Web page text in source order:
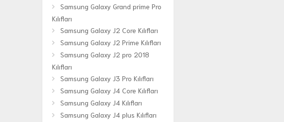
Samsung Galaxy Grand prime Pro
Kılıfları
Samsung Galaxy J2 Core Kılıfları
Samsung Galaxy J2 Prime Kılıfları
Samsung Galaxy J2 pro 2018
Kılıfları
Samsung Galaxy J3 Pro Kılıfları
Samsung Galaxy J4 Core Kılıfları
Samsung Galaxy J4 Kılıfları
Samsung Galaxy J4 plus Kılıfları